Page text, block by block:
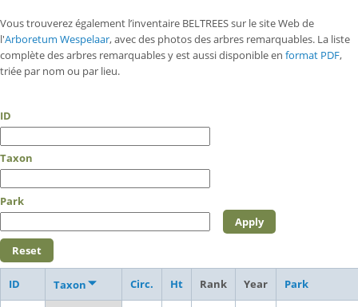
Vous trouverez également l’inventaire BELTREES sur le site Web de
l'Arboretum Wespelaar, avec des photos des arbres remarquables. La liste
complète des arbres remarquables y est aussi disponible en format PDF,
triée par nom ou par lieu.
ID
Taxon
Park
ID Taxon Circ. Ht Rank Year Park